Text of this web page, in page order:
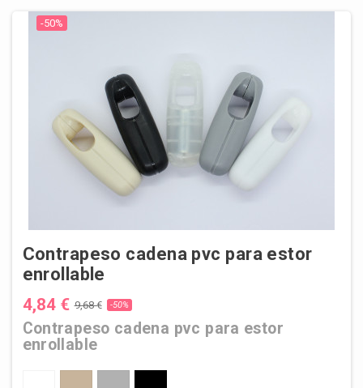
-50%
Contrapeso cadena pvc para estor
enrollable
4,84 € 9,68 € -50%
Contrapeso cadena pvc para estor
enrollable